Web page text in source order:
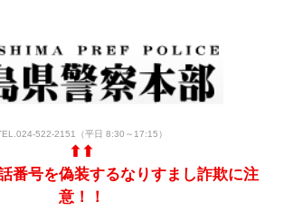
522-2151（平日 8:30～17:15）
⬆⬆
番号を偽装するなりすまし詐欺に注
意！！